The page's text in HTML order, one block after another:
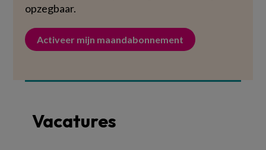
opzegbaar.
Activeer mijn maandabonnement
Vacatures